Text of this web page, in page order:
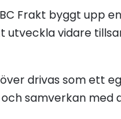
Frakt byggt upp
vidare
drivas som ett
samverkan med